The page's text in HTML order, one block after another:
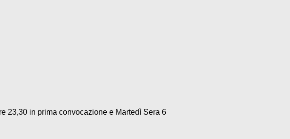
23,30 in prima convocazione e Martedì Sera 6